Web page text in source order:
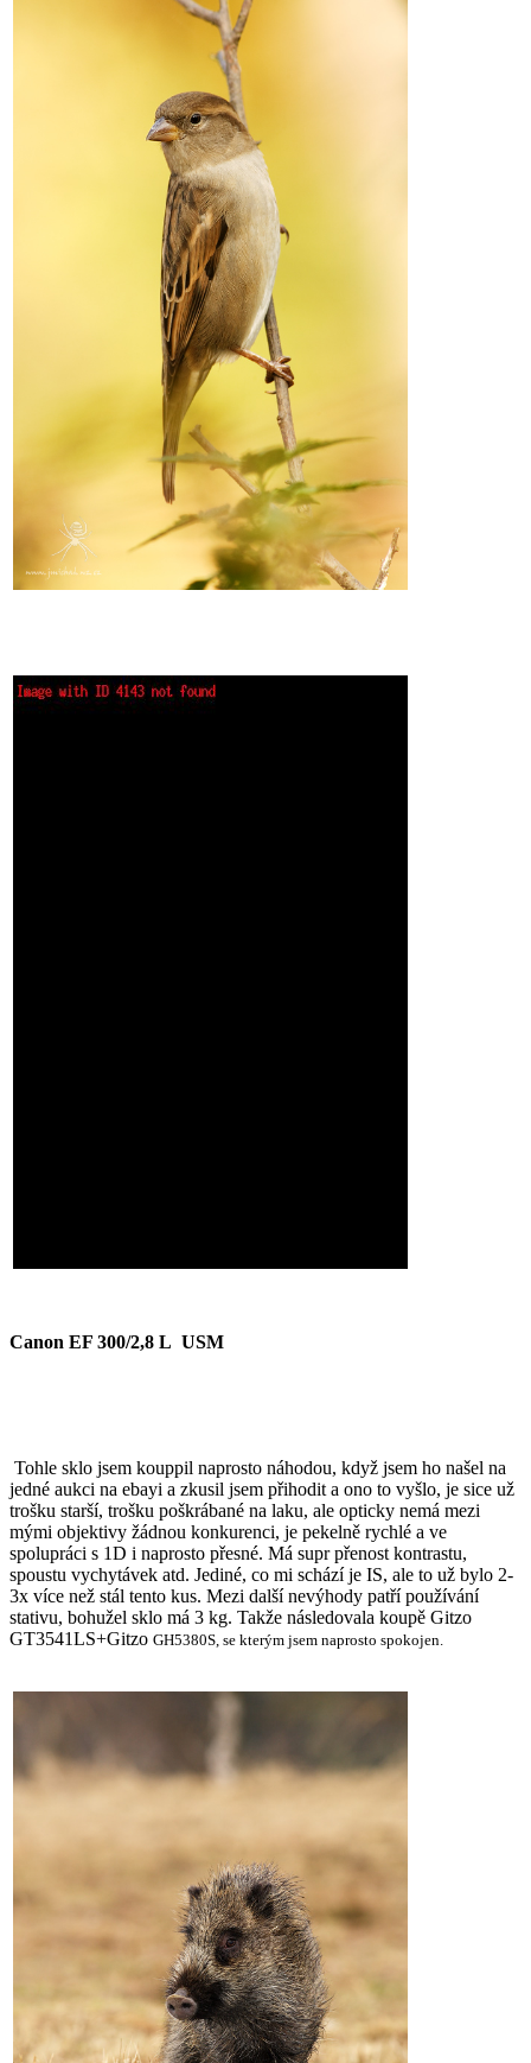
Canon EF 300/2,8 L USM
Tohle sklo jsem kouppil naprosto náhodou, když jsem ho našel na
jedné aukci na ebayi a zkusil jsem přihodit a ono to vyšlo, je sice už
trošku starší, trošku poškrábané na laku, ale opticky nemá mezi
mými objektivy žádnou konkurenci, je pekelně rychlé a ve
spolupráci s 1D i naprosto přesné. Má supr přenost kontrastu,
spoustu vychytávek atd. Jediné, co mi schází je IS, ale to už bylo 2-
3x více než stál tento kus. Mezi další nevýhody patří používání
stativu, bohužel sklo má 3 kg. Takže následovala koupě Gitzo
GT3541LS+Gitzo GH5380S, se kterým jsem naprosto spokojen.